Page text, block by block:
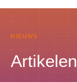
NIEUWS
Artikelen